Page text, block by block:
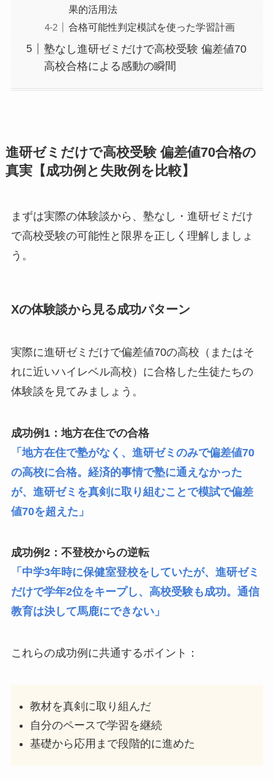
果的活用法
合格可能性判定模試を使った学習計画
塾なし進研ゼミだけで高校受験 偏差値70
高校合格による感動の瞬間
進研ゼミだけで高校受験 偏差値70合格の
真実【成功例と失敗例を比較】
まずは実際の体験談から、塾なし・進研ゼミだけ
で高校受験の可能性と限界を正しく理解しましょ
う。
Xの体験談から見る成功パターン
実際に進研ゼミだけで偏差値70の高校（またはそ
れに近いハイレベル高校）に合格した生徒たちの
体験談を見てみましょう。
成功例1：地方在住での合格
「地方在住で塾がなく、進研ゼミのみで偏差値70
の高校に合格。経済的事情で塾に通えなかった
が、進研ゼミを真剣に取り組むことで模試で偏差
値70を超えた」
成功例2：不登校からの逆転
「中学3年時に保健室登校をしていたが、進研ゼミ
だけで学年2位をキープし、高校受験も成功。通信
教育は決して馬鹿にできない」
これらの成功例に共通するポイント：
教材を真剣に取り組んだ
自分のペースで学習を継続
基礎から応用まで段階的に進めた